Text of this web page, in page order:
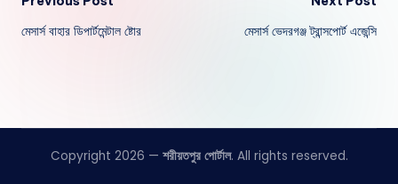
Post
navigation
মেসার্স বাহার ডিপার্টমেন্টাল ষ্টোর মেসার্স ভেদরগঞ্জ ট্রান্সপাের্ট এজেন্সি
Copyright 2026 — শরীয়তপুর পোর্টাল. All rights reserved.